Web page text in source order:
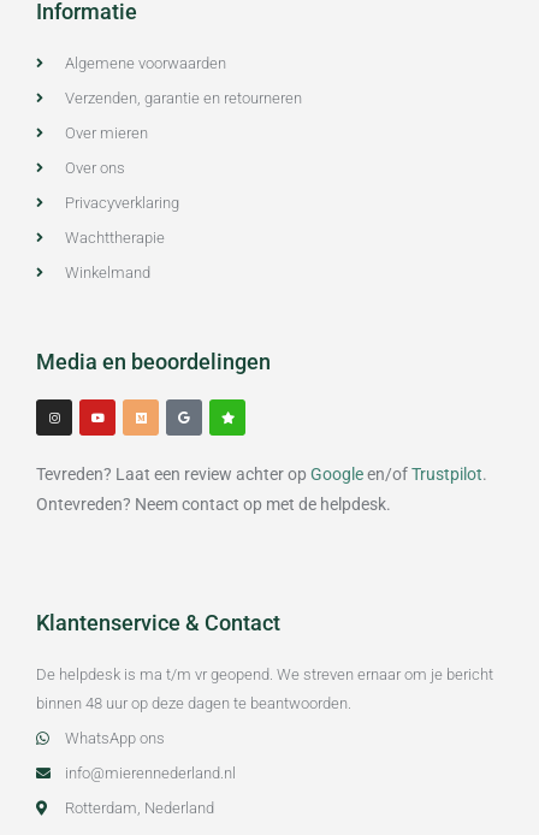
Informatie
Algemene voorwaarden
Verzenden, garantie en retourneren
Over mieren
Over ons
Privacyverklaring
Wachttherapie
Winkelmand
Media en beoordelingen
I
n
s
t
r
m
Y
o
t
e
M
e
d
i
G
o
o
g
S
t
a
r
Tevreden? Laat een review achter op Googleen/ofTrustpilot.
Ontevreden? Neem contact op met de helpdesk.
Klantenservice & Contact
De helpdesk is ma t/m vr geopend. We streven ernaar om je bericht
binnen 48 uur op deze dagen te beantwoorden.
WhatsApp ons
info@mierennederland.nl
Rotterdam, Nederland